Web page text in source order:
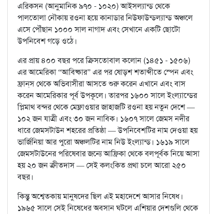
এরিকসন (আনুমানিক ৯৭০ - ১০২০) আইসল্যান্ড থেকে
পালতোলা নৌকায় রওনা হয়ে কানাডার নিউফাউন্ডল্যান্ড অঞ্চলে
এসে পৌঁছান ১০০০ সাল নাগাদ এবং সেখানে একটি ছোটো
উপনিবেশ গড়ে ওঠে।
এর প্রায় ৪০০ বছর পরে ক্রিসতোবাল কলোন (১৪৫১ - ১৫০৬)
এর আমেরিকা “আবিষ্কার” এর পর ষোড়শ শতাব্দীতে স্পেন এবং
ফ্রান্‌স থেকে অভিবাসীরা আসতে শুরু করেন এখানে এবং বাস
করেন আমেরিকার পূর্ব উপকূলে। তারপর ১৬০০ সালে ইংল্যান্ডের
প্লিমাথ বন্দর থেকে মেফ্লাওয়ার জাহাজটি রওনা হয় নতুন দেশে —
১০২ জন যাত্রী এবং ৩০ জন নাবিক। ১৬০৭ সালে জেমস নদীর
ধারে জেমসটাউন শহরের প্রতিষ্ঠা — উপনিবেশটির নাম দেওয়া হয়
ভার্জিনিয়া আর পুরো অঞ্চলটির নাম নিউ ইংল্যান্ড। ১৬১৯ সালে
জেমসটাউনের পরিষেবার জন্যে আফ্রিকা থেকে বলপূর্বক নিয়ে আসা
হয় ২০ জন ক্রীতদাস — সেই কলংকিত প্রথা চলে আরো ২৫০
বছর।
কিন্তু অশ্বেতকায় মানুষদের ছিল এই মহাদেশে আসার নিষেধ।
১৯৬৫ সালে সেই নিষেধের অবসান ঘটলে এশিয়ার দেশগুলি থেকে